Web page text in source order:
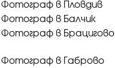
Фотограф в Пловдив
Фотограф в Балчик
Фотограф в Брацигово
Фотограф в Габрово